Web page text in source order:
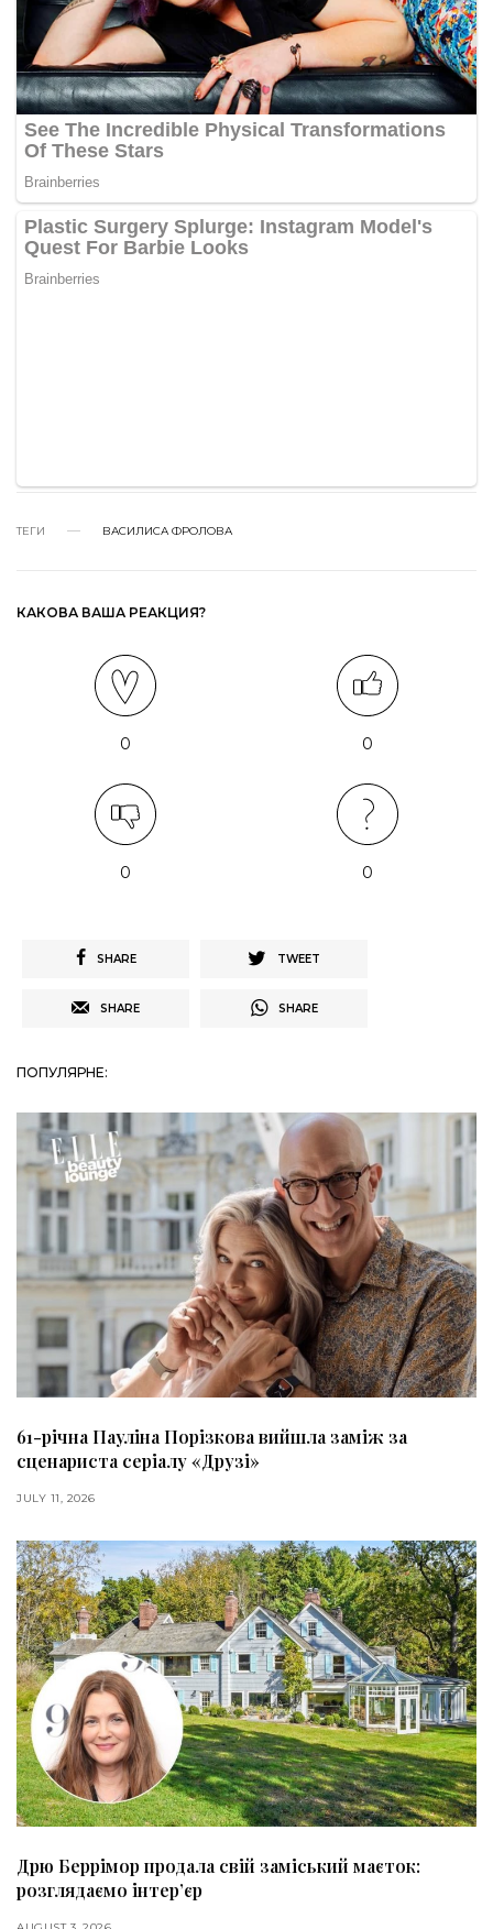
ТЕГИ ВАСИЛИСА ФРОЛОВА
КАКОВА ВАША РЕАКЦИЯ?
0 0
0 0
SHARE TWEET
SHARE SHARE
ПОПУЛЯРНЕ:
61-річна Пауліна Порізкова вийшла заміж за
сценариста серіалу «Друзі»
JULY 11, 2026
Дрю Беррімор продала свій заміський маєток:
розглядаємо інтер’єр